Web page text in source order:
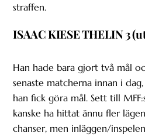
straffen.
ISAAC KIESE THELIN 3
Han hade bara gjort två mål
senaste matcherna innan i
han fick göra mål. Sett till
kanske ha hittat ännu fler
chanser, men inläggen/